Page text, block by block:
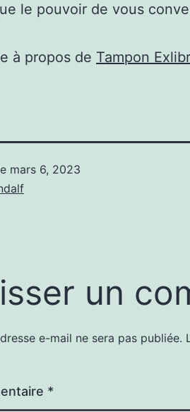
le pouvoir de vous
à propos de Tampon
mars 6, 2023
un
e-mail ne sera pas publiée.
*